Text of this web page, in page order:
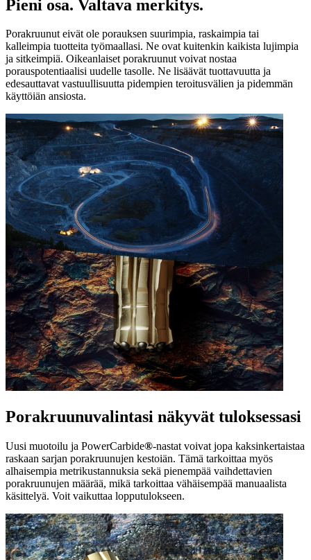
Pieni osa. Valtava merkitys.
Porakruunut eivät ole porauksen suurimpia, raskaimpia tai
kalleimpia tuotteita työmaallasi. Ne ovat kuitenkin kaikista lujimpia
ja sitkeimpiä. Oikeanlaiset porakruunut voivat nostaa
porauspotentiaalisi uudelle tasolle. Ne lisäävät tuottavuutta ja
edesauttavat vastuullisuutta pidempien teroitusvälien ja pidemmän
käyttöiän ansiosta.
Porakruunuvalintasi näkyvät tuloksessasi
Uusi muotoilu ja PowerCarbide®-nastat voivat jopa kaksinkertaistaa
raskaan sarjan porakruunujen kestoiän. Tämä tarkoittaa myös
alhaisempia metrikustannuksia sekä pienempää vaihdettavien
porakruunujen määrää, mikä tarkoittaa vähäisempää manuaalista
käsittelyä. Voit vaikuttaa lopputulokseen.